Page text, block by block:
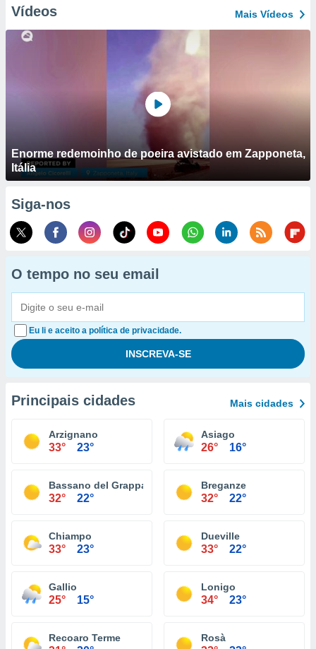
Vídeos Mais Vídeos
Enorme redemoinho de poeira avistado em Zapponeta,
Itália
Siga-nos
O tempo no seu email
Eu li e aceito a política de privacidade.
Principais cidades Mais cidades
Arzignano
33° 23°
Asiago
26° 16°
Bassano del Grappa
32° 22°
Breganze
32° 22°
Chiampo
33° 23°
Dueville
33° 22°
Gallio
25° 15°
Lonigo
34° 23°
Recoaro Terme Rosà